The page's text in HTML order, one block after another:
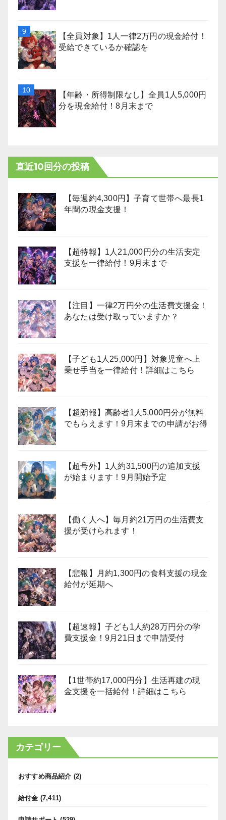
【全員対象】1人一律2万円の現金給付！
受給できているか確認を
【年齢・所得制限なし】全員1人5,000円
分を現金給付！8月末まで
直近10回分の投稿
【毎週約4,300円】子育て世帯へ最長1
年間の現金支援！
【超特報】1人21,000円分の生活安定
支援を一律給付！9月末まで
【注目】一律2万円分の生活費支援金！
あなたは受け取っていますか？
【子ども1人25,000円】対象児童へ上
乗せ手当を一律給付！詳細はこちら
【超朗報】高齢者1人5,000円分が無料
でもらえます！9月末までの申請がお得
【超号外】1人約31,500円の追加支援
が始まります！9月開始予定
【働く人へ】毎月約21万円の生活費支
援が受けられます！
【悲報】月約1,300円の食料支援の現金
給付が延期へ
【超速報】子ども1人約28万円分の学
費支援金！9月21日まで申請受付
【1世帯約17,000円分】生活再建の現
金支援を一括給付！詳細はこちら
カテゴリー
おすすめ商品紹介 (2)
給付金 (7,411)